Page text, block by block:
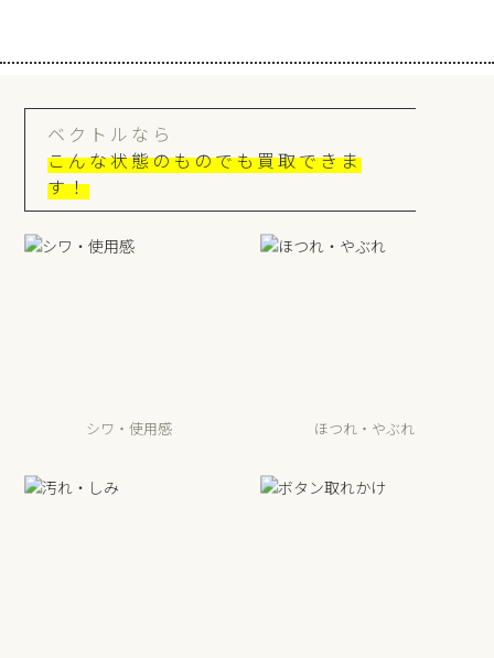
ベクトルなら
こんな状態のものでも買取できま
す！
シワ・使用感 ほつれ・やぶれ